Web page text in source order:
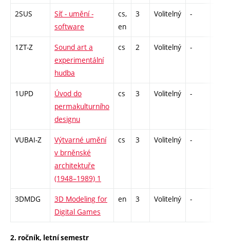
2SUS
Síť - umění -
software
cs,
en
3 Volitelný -
1ZT-Z
Sound art a
experimentální
hudba
cs 2 Volitelný -
1UPD
Úvod do
permakulturního
designu
cs 3 Volitelný -
VUBAI-Z
Výtvarné umění
v brněnské
architektuře
(1948–1989) 1
cs 3 Volitelný -
3DMDG
3D Modeling for
Digital Games
en 3 Volitelný -
2. ročník, letní semestr